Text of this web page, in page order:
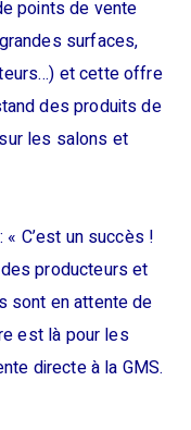
points de vente
surfaces,
et cette offre
des produits de
les salons et
C’est un succès !
producteurs et
sont en attente de
est là pour les
directe à la GMS.